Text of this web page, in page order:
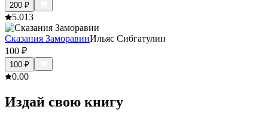
200 ₽
5.013
Сказания ЗаморавииИльяс Сибгатулин
100 ₽
100 ₽
0.00
Издай свою книгу